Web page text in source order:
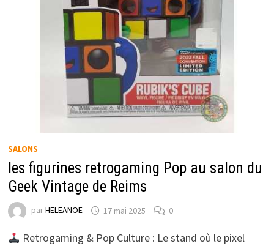
SALONS
les figurines retrogaming Pop au salon du
Geek Vintage de Reims
parHELEANOE 17 mai 2025 0
Retrogaming & Pop Culture : Le stand où le pixel